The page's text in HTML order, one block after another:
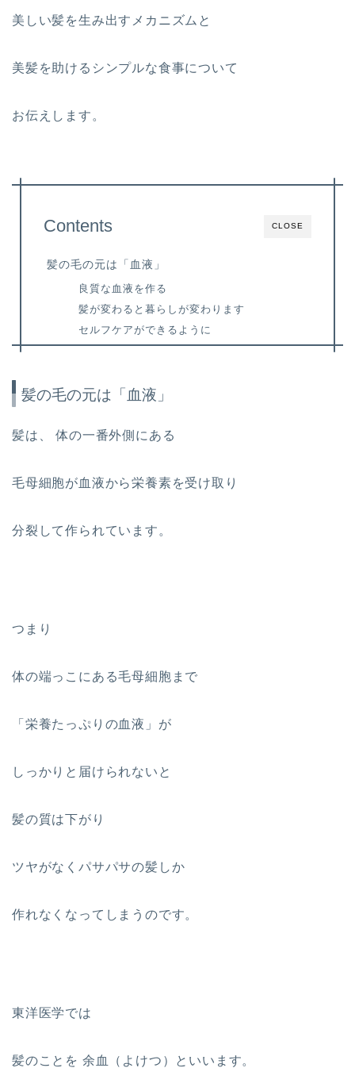
美しい髪を生み出すメカニズムと
美髪を助けるシンプルな食事について
お伝えします。
CLOSE
Contents
髪の毛の元は「血液」
良質な血液を作る
髪が変わると暮らしが変わります
セルフケアができるように
髪の毛の元は「血液」
髪は、 体の一番外側にある
毛母細胞が血液から栄養素を受け取り
分裂して作られています。
つまり
体の端っこにある毛母細胞まで
「栄養たっぷりの血液」が
しっかりと届けられないと
髪の質は下がり
ツヤがなくパサパサの髪しか
作れなくなってしまうのです。
東洋医学では
髪のことを 余血（よけつ）といいます。